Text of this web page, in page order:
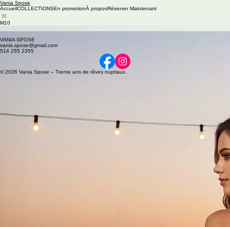
Vania Spose
AccueilCOLLECTIONSEn promotionÀ proposRéserver Maintenant
M10
VANIA SPOSE
vania.spose@gmail.com
514 255 2355
© 2026 Vania Spose – Trente ans de rêves nuptiaux.